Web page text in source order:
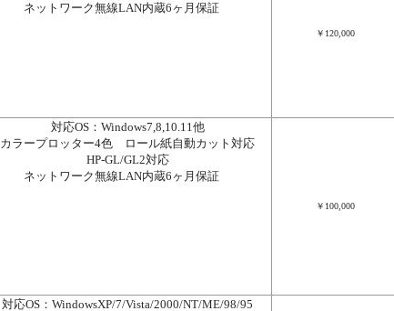
ネットワーク無線LAN内蔵6ヶ月保証
￥120,000
対応OS：Windows7,8,10.11他
カラープロッター4色
ロール紙自動カット対応
HP-GL/GL2対応
ネットワーク無線LAN内蔵6ヶ月保証
￥100,000
対応OS：WindowsXP/7/Vista/2000/NT/ME/98/95